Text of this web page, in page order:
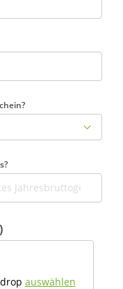
auswählen